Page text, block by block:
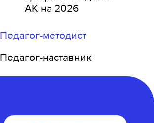
АК на 2026
Педагог-методист
Педагог-наставник